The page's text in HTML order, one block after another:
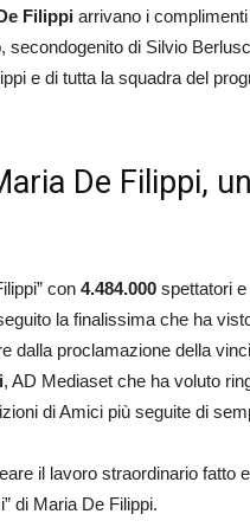
Filippi arrivano i
secondogenito di Silvio
e di tutta la squadra del
De Filippi,
con 4.484.000 spettatori
la finalissima che ha
dalla proclamazione della
, AD Mediaset che ha voluto
di Amici più seguite di
il lavoro straordinario fatto
di Maria De Filippi.